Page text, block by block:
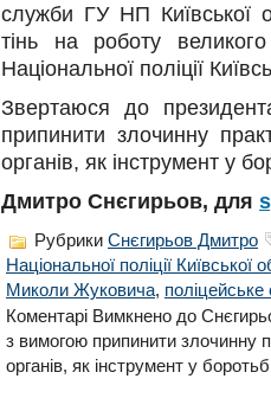
служби ГУ НП Київської
тінь на роботу
Національної поліції
Звертаюся до
припинити злочинну
органів, як інструмент у
Дмитро Снєгирьов, для
Рубрики Снєгирьов Дмитро
Національної поліції Київської
Миколи Жуковича, поліцейське
Коментарі Вимкнено до
з вимогою припинити злочинну
органів, як інструмент у